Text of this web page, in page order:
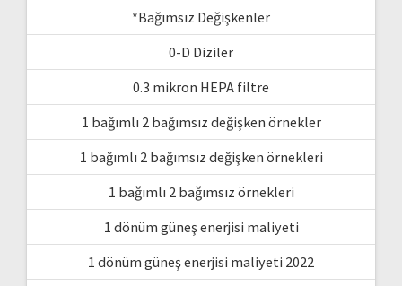
*Bağımsız Değişkenler
0-D Diziler
0.3 mikron HEPA filtre
1 bağımlı 2 bağımsız değişken örnekler
1 bağımlı 2 bağımsız değişken örnekleri
1 bağımlı 2 bağımsız örnekleri
1 dönüm güneş enerjisi maliyeti
1 dönüm güneş enerjisi maliyeti 2022